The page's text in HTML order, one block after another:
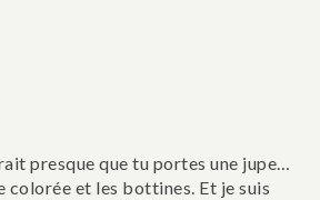
presque que tu portes une jupe…
colorée et les bottines. Et je suis